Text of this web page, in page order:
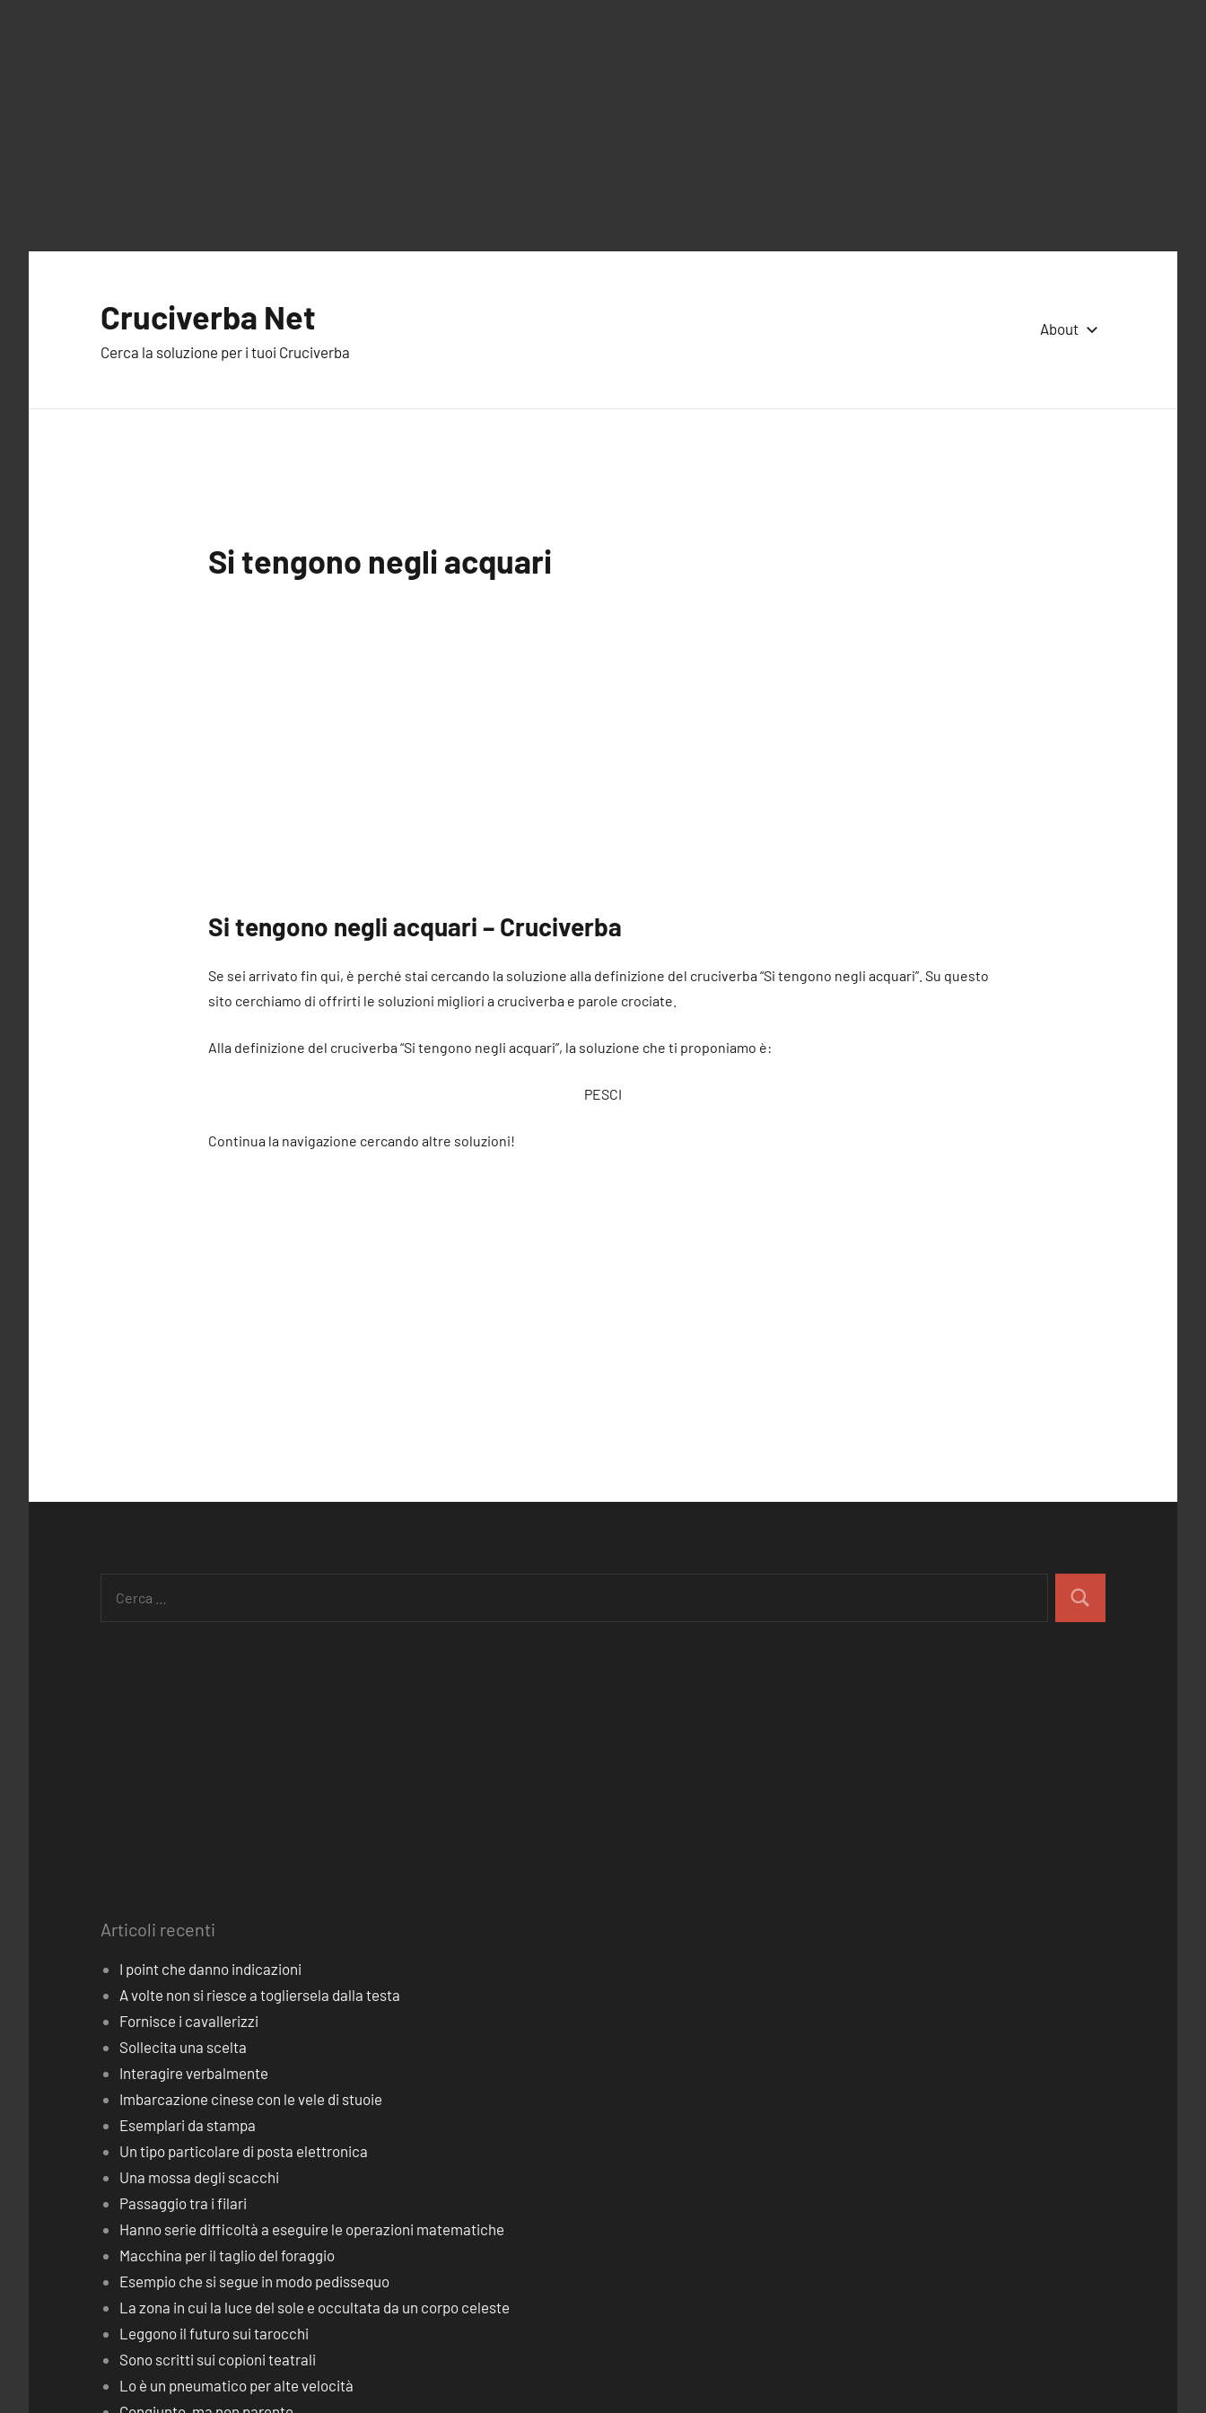
Cruciverba Net
Cerca la soluzione per i tuoi Cruciverba
About
Si tengono negli acquari
Si tengono negli acquari – Cruciverba
Se sei arrivato fin qui, è perché stai cercando la soluzione alla definizione del cruciverba “Si tengono negli acquari”. Su questo
sito cerchiamo di offrirti le soluzioni migliori a cruciverba e parole crociate.
Alla definizione del cruciverba “Si tengono negli acquari”, la soluzione che ti proponiamo è:
PESCI
Continua la navigazione cercando altre soluzioni!
Articoli recenti
I point che danno indicazioni
A volte non si riesce a togliersela dalla testa
Fornisce i cavallerizzi
Sollecita una scelta
Interagire verbalmente
Imbarcazione cinese con le vele di stuoie
Esemplari da stampa
Un tipo particolare di posta elettronica
Una mossa degli scacchi
Passaggio tra i filari
Hanno serie difficoltà a eseguire le operazioni matematiche
Macchina per il taglio del foraggio
Esempio che si segue in modo pedissequo
La zona in cui la luce del sole e occultata da un corpo celeste
Leggono il futuro sui tarocchi
Sono scritti sui copioni teatrali
Lo è un pneumatico per alte velocità